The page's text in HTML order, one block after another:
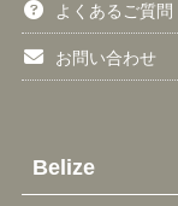
よくあるご質問
お問い合わせ
Belize